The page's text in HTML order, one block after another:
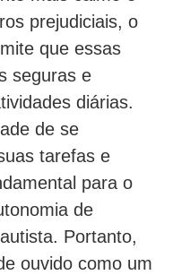
prejudiciais, o
que essas
seguras e
diárias.
de se
tarefas e
para o
de
Portanto,
ouvido como um